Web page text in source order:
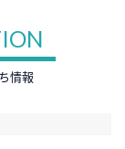
情報